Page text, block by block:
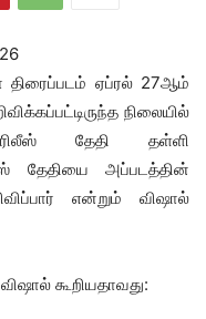
திரைப்படம் ஏப்ரல் 27ஆம்
நிலையில்
தேதி தள்ளி
தேதியை அப்படத்தின்
என்றும் விஷால்
கூறியதாவது: